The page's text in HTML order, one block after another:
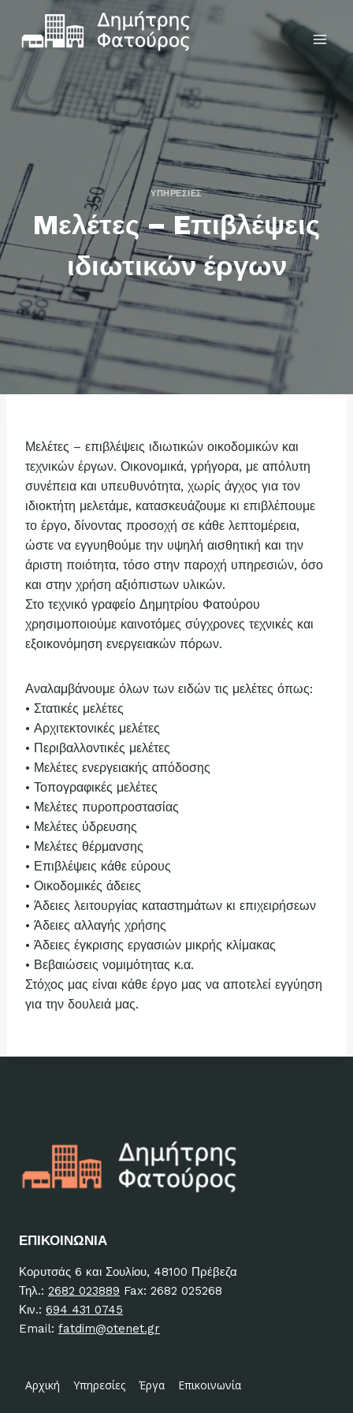
ΥΠΗΡΕΣΊΕΣ
Mελέτες – Eπιβλέψεις
ιδιωτικών έργων
Μελέτες – επιβλέψεις ιδιωτικών οικοδομικών και
τεχνικών έργων. Οικονομικά, γρήγορα, με απόλυτη
συνέπεια και υπευθυνότητα, χωρίς άγχος για τον
ιδιοκτήτη μελετάμε, κατασκευάζουμε κι επιβλέπουμε
το έργο, δίνοντας προσοχή σε κάθε λεπτομέρεια,
ώστε να εγγυηθούμε την υψηλή αισθητική και την
άριστη ποιότητα, τόσο στην παροχή υπηρεσιών, όσο
και στην χρήση αξιόπιστων υλικών.
Στο τεχνικό γραφείο Δημητρίου Φατούρου
χρησιμοποιούμε καινοτόμες σύγχρονες τεχνικές και
εξοικονόμηση ενεργειακών πόρων.
Αναλαμβάνουμε όλων των ειδών τις μελέτες όπως:
• Στατικές μελέτες
• Αρχιτεκτονικές μελέτες
• Περιβαλλοντικές μελέτες
• Μελέτες ενεργειακής απόδοσης
• Τοπογραφικές μελέτες
• Μελέτες πυροπροστασίας
• Μελέτες ύδρευσης
• Μελέτες θέρμανσης
• Επιβλέψεις κάθε εύρους
• Οικοδομικές άδειες
• Άδειες λειτουργίας καταστημάτων κι επιχειρήσεων
• Άδειες αλλαγής χρήσης
• Άδειες έγκρισης εργασιών μικρής κλίμακας
• Βεβαιώσεις νομιμότητας κ.α.
Στόχος μας είναι κάθε έργο μας να αποτελεί εγγύηση
για την δουλειά μας.
ΕΠΙΚΟΙΝΩΝΙΑ
Κορυτσάς 6 και Σουλίου, 48100 Πρέβεζα
Τηλ.: 2682 023889 Fax: 2682 025268
Κιν.: 694 431 0745
Email: fatdim@otenet.gr
Αρχική Υπηρεσίες Έργα Επικοινωνία